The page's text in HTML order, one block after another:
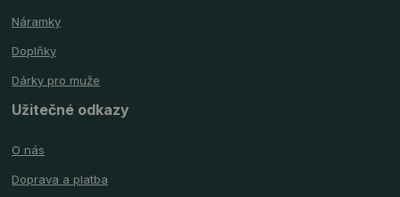
Náramky
Doplňky
Dárky pro muže
Užitečné odkazy
O nás
Doprava a platba